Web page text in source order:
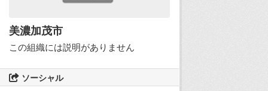
美濃加茂市
この組織には説明がありません
ソーシャル